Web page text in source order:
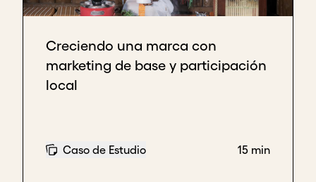
Creciendo una marca con
marketing de base y participación
local
Caso de Estudio 15 min